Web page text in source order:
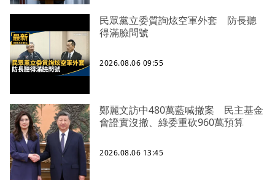
民眾黨立委質詢炫空軍外套 防長聽
得滿臉問號
2026.08.06 09:55
鄭麗文訪中480萬藍喊撤案 民主基金
會證實沒撤、綠委重砍960萬預算
2026.08.06 13:45